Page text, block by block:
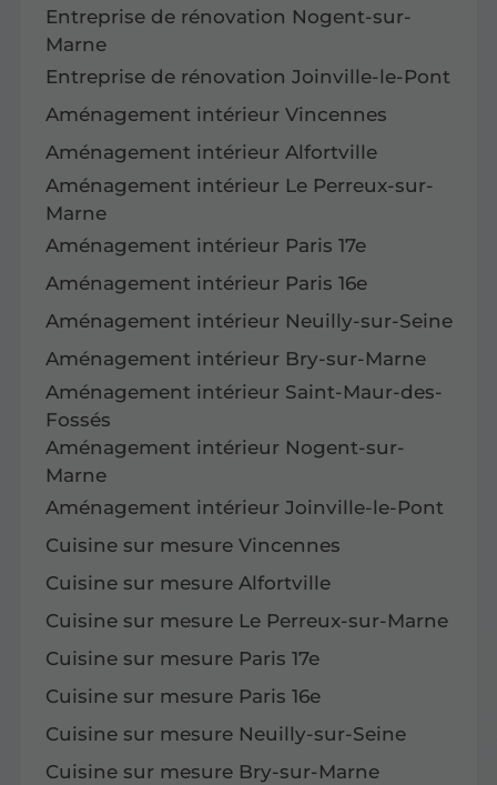
Entreprise de rénovation Nogent-sur-
Marne
Entreprise de rénovation Joinville-le-Pont
Aménagement intérieur Vincennes
Aménagement intérieur Alfortville
Aménagement intérieur Le Perreux-sur-
Marne
Aménagement intérieur Paris 17e
Aménagement intérieur Paris 16e
Aménagement intérieur Neuilly-sur-Seine
Aménagement intérieur Bry-sur-Marne
Aménagement intérieur Saint-Maur-des-
Fossés
Aménagement intérieur Nogent-sur-
Marne
Aménagement intérieur Joinville-le-Pont
Cuisine sur mesure Vincennes
Cuisine sur mesure Alfortville
Cuisine sur mesure Le Perreux-sur-Marne
Cuisine sur mesure Paris 17e
Cuisine sur mesure Paris 16e
Cuisine sur mesure Neuilly-sur-Seine
Cuisine sur mesure Bry-sur-Marne